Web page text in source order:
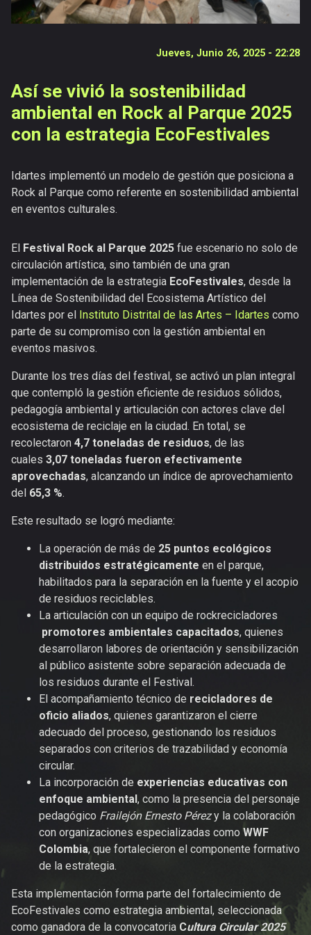
Versiones
Jueves, Junio 26, 2025 - 22:28
Así se vivió la sostenibilidad
ambiental en Rock al Parque 2025
con la estrategia EcoFestivales
Idartes implementó un modelo de gestión que posiciona a
Rock al Parque como referente en sostenibilidad ambiental
en eventos culturales.
El Festival Rock al Parque 2025 fue escenario no solo de
circulación artística, sino también de una gran
implementación de la estrategia EcoFestivales, desde la
Línea de Sostenibilidad del Ecosistema Artístico del
Idartes por el Instituto Distrital de las Artes – Idartes como
parte de su compromiso con la gestión ambiental en
eventos masivos.
Durante los tres días del festival, se activó un plan integral
que contempló la gestión eficiente de residuos sólidos,
pedagogía ambiental y articulación con actores clave del
ecosistema de reciclaje en la ciudad. En total, se
recolectaron 4,7 toneladas de residuos, de las
cuales 3,07 toneladas fueron efectivamente
aprovechadas, alcanzando un índice de aprovechamiento
del 65,3 %.
Este resultado se logró mediante:
La operación de más de 25 puntos ecológicos
distribuidos estratégicamente en el parque,
habilitados para la separación en la fuente y el acopio
de residuos reciclables.
La articulación con un equipo de rockrecicladores
promotores ambientales capacitados, quienes
desarrollaron labores de orientación y sensibilización
al público asistente sobre separación adecuada de
los residuos durante el Festival.
El acompañamiento técnico de recicladores de
oficio aliados, quienes garantizaron el cierre
adecuado del proceso, gestionando los residuos
separados con criterios de trazabilidad y economía
circular.
La incorporación de experiencias educativas con
enfoque ambiental, como la presencia del personaje
pedagógico Frailejón Ernesto Pérezy la colaboración
con organizaciones especializadas como WWF
Colombia, que fortalecieron el componente formativo
de la estrategia.
Esta implementación forma parte del fortalecimiento de
EcoFestivales como estrategia ambiental, seleccionada
como ganadora de la convocatoria Cultura Circular 2025